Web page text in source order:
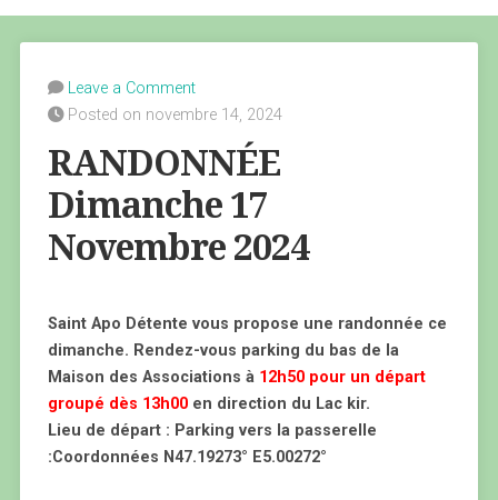
Leave a Comment
Posted on novembre 14, 2024
RANDONNÉE
Dimanche 17
Novembre 2024
Saint Apo Détente vous propose une randonnée ce
dimanche. Rendez-vous parking du bas de la
Maison des Associations à 12h50 pour un départ
groupé dès 13h00en direction du Lac kir.
Lieu de départ : Parking vers la passerelle
:Coordonnées N47.19273° E5.00272°